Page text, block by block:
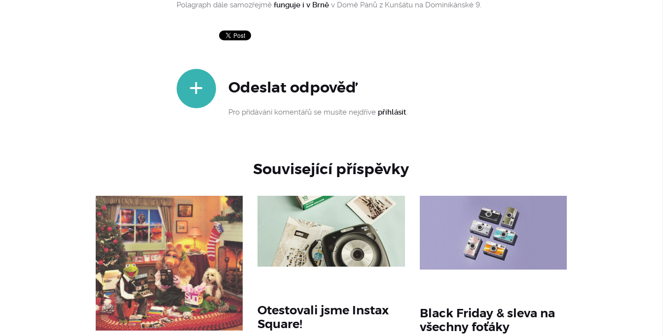
Polagraph dále samozřejmě funguje i v Brněv Domě Pánů z Kunšátu na Dominikánské 9.
Odeslat odpověď
Pro přidávání komentářů se musíte nejdříve přihlásit.
Související příspěvky
Otestovali jsme Instax
Square!
Black Friday & sleva na
všechny foťáky